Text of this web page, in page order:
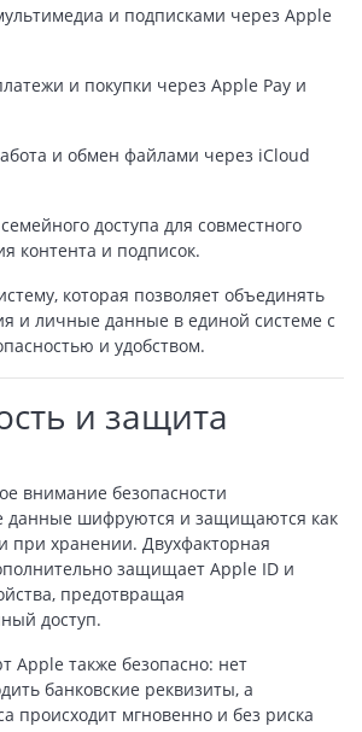
и подписками через Apple
и покупки через Apple Pay и
и обмен файлами через iCloud
доступа для совместного
контента и подписок.
которая позволяет объединять
и личные данные в единой системе с
и удобством.
и защита
внимание безопасности
данные шифруются и защищаются как
при хранении. Двухфакторная
защищает Apple ID и
предотвращая
доступ.
Apple также безопасно: нет
банковские реквизиты, а
происходит мгновенно и без риска